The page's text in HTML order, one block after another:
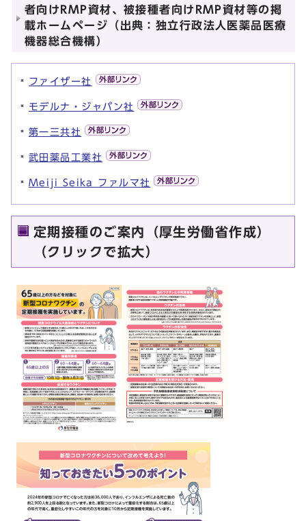
者向けRMP資材、被接種者向けRMP資材等の掲
載ホームページ（出典：独立行政法人医薬品医療
機器総合機構）
ファイザー社
モデルナ・ジャパン社
第一三共社
武田薬品工業社
Meiji Seika ファルマ社
定期接種のご案内（厚生労働省作成）
（クリックで拡大）